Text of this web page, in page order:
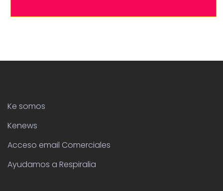
Ke somos
Kenews
Acceso email Comerciales
Ayudamos a Respiralia